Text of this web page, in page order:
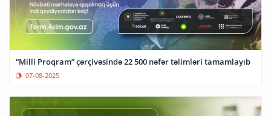
“Milli Proqram” çərçivəsində 22 500 nəfər təlimləri tamamlayıb
07-08-2025